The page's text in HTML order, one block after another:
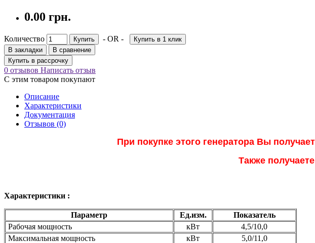
0.00 грн.
Количество Купить - OR -
Купить в 1 клик
В закладки
В сравнение
Купить в рассрочку
0 отзывов Написать отзыв
С этим товаром покупают
Описание
Характеристики
Документация
Отзывов (0)
При покупке этого генератора Вы
Также
Характеристики :
Параметр Ед.изм.
Показатель
Рабочая мощность
кВт
4,5/10,0
Максимальная мощность
кВт
5,0/11,0